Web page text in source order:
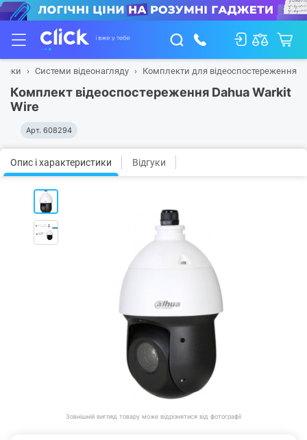
Системи відеонагляду Комплекти для відеоспостереження
Комплект відеоспостереження Dahua Warkit
Wire
Арт. 608294
Опис і характеристики Відгуки
Зовнішній вигляд товару може відрізнятися від фотографії